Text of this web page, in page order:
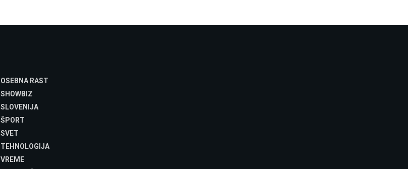
OSEBNA RAST
SHOWBIZ
SLOVENIJA
ŠPORT
SVET
TEHNOLOGIJA
VREME